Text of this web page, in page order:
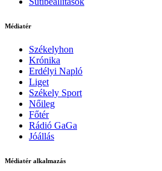
Médiatér
Székelyhon
Krónika
Erdélyi Napló
Liget
Székely Sport
Nőileg
Főtér
Rádió GaGa
Jóállás
Médiatér alkalmazás